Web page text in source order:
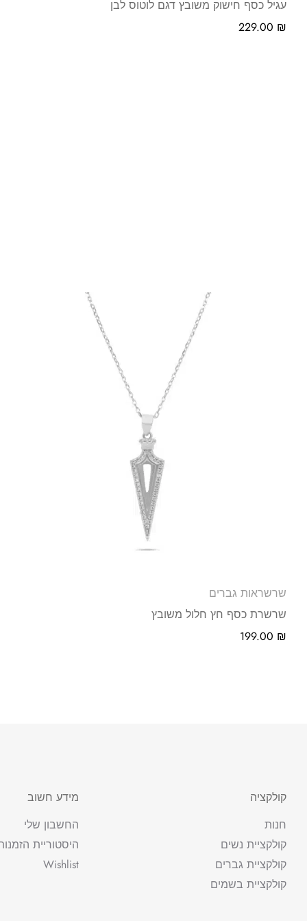
עגיל כסף חישוק משובץ דגם לוטוס לבן
229.00 ₪
שרשראות גברים
שרשרת כסף חץ חלול משובץ
199.00 ₪
קולקציה
חנות
קולקציית נשים
קולקציית גברים
קולקציית בשמים
מידע חשוב
החשבון שלי
היסטוריית
Wishlist